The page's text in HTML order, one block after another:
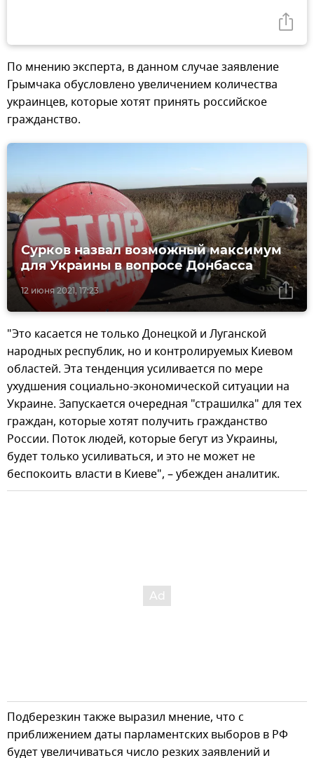
По мнению эксперта, в данном случае заявление
Грымчака обусловлено увеличением количества
украинцев, которые хотят принять российское
гражданство.
12 июня 2021, 17:23
Сурков назвал возможный максимум
для Украины в вопросе Донбасса
"Это касается не только Донецкой и Луганской
народных республик, но и контролируемых Киевом
областей. Эта тенденция усиливается по мере
ухудшения социально-экономической ситуации на
Украине. Запускается очередная "страшилка" для тех
граждан, которые хотят получить гражданство
России. Поток людей, которые бегут из Украины,
будет только усиливаться, и это не может не
беспокоить власти в Киеве", – убежден аналитик.
Подберезкин также выразил мнение, что с
приближением даты парламентских выборов в РФ
будет увеличиваться число резких заявлений и